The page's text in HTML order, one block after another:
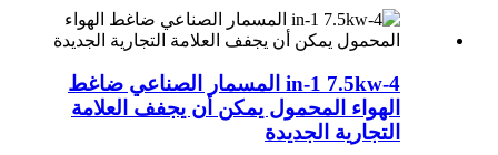
4-in-1 7.5kw المسمار الصناعي ضاغط
الهواء المحمول يمكن أن يجفف العلامة
التجارية الجديدة